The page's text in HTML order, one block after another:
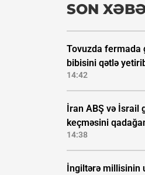
SON
Tovuzda fermada
bibisini qətlə
14:42
İran ABŞ və İsrail
keçməsini
14:38
İngiltərə millisinin